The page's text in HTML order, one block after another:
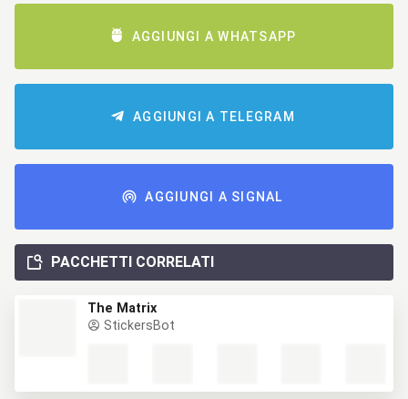
AGGIUNGI A WHATSAPP
AGGIUNGI A TELEGRAM
AGGIUNGI A SIGNAL
PACCHETTI CORRELATI
The Matrix
StickersBot